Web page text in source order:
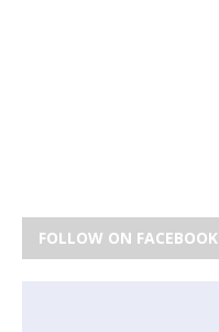
FOLLOW ON FACEBOOK